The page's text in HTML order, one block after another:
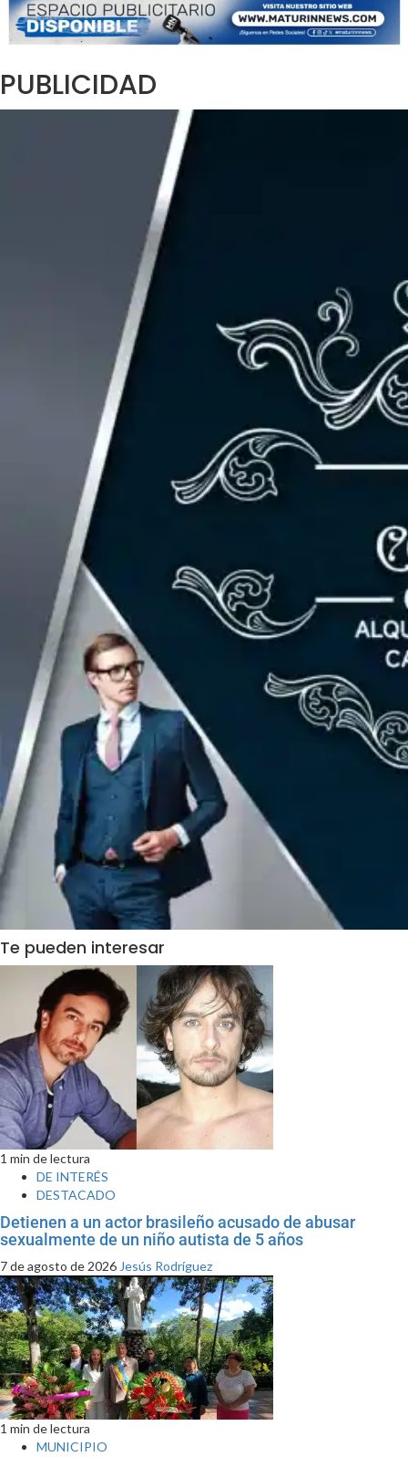
PUBLICIDAD
Te pueden interesar
1 min de lectura
DE INTERÉS
DESTACADO
Detienen a un actor brasileño acusado de abusar
sexualmente de un niño autista de 5 años
7 de agosto de 2026Jesús Rodríguez
1 min de lectura
MUNICIPIO